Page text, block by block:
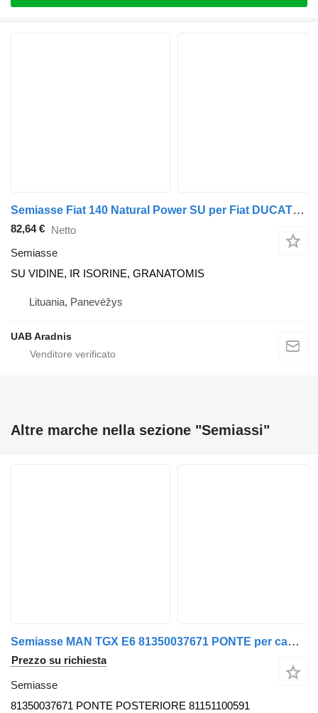
Semiasse Fiat 140 Natural Power SU per Fiat DUCATO Minibus / passenger (250_, 290_)
82,64 € Netto
Semiasse
SU VIDINE, IR ISORINE, GRANATOMIS
Lituania, Panevėžys
UAB Aradnis
Altre marche nella sezione "Semiassi"
Semiasse MAN TGX E6 81350037671 PONTE per camion
Prezzo su richiesta
Semiasse
81350037671 PONTE POSTERIORE 81151100591